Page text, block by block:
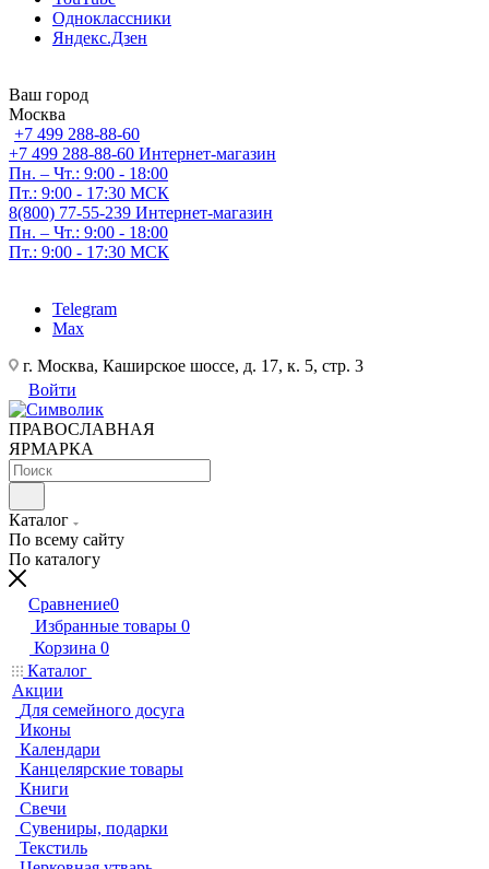
Одноклассники
Яндекс.Дзен
Ваш город
Москва
+7 499 288-88-60
+7 499 288-88-60 Интернет-магазин
Пн. – Чт.: 9:00 - 18:00
Пт.: 9:00 - 17:30 МСК
8(800) 77-55-239 Интернет-магазин
Пн. – Чт.: 9:00 - 18:00
Пт.: 9:00 - 17:30 МСК
Telegram
Max
г. Москва, Каширское шоссе, д. 17, к. 5, стр. 3
Войти
ПРАВОСЛАВНАЯ
ЯРМАРКА
Каталог
По всему сайту
По каталогу
Сравнение0
Избранные товары 0
Корзина 0
Каталог
Акции
Для семейного досуга
Иконы
Календари
Канцелярские товары
Книги
Свечи
Сувениры, подарки
Текстиль